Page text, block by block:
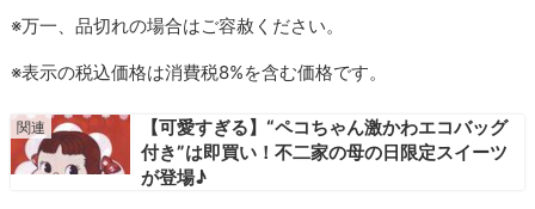
※万一、品切れの場合はご容赦ください。
※表示の税込価格は消費税8%を含む価格です。
【可愛すぎる】“ペコちゃん激かわエコバッグ
付き”は即買い！不二家の母の日限定スイーツ
が登場♪